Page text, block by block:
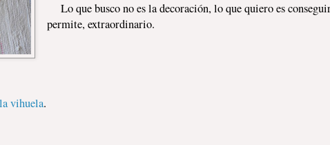
Lo que busco no es la decoración, lo que quiero es
permite, extraordinario.
vihuela.